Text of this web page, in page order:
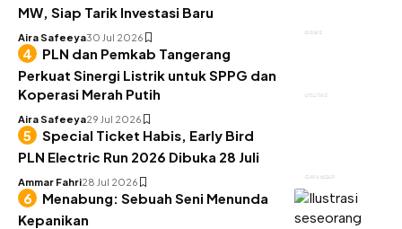
BISNIS
MW, Siap Tarik Investasi Baru
Aira Safeeya30 Jul 2026
UTILITAS
PLN dan Pemkab Tangerang
Perkuat Sinergi Listrik untuk SPPG dan
Koperasi Merah Putih
Aira Safeeya29 Jul 2026
GAYA HIDUP
Special Ticket Habis, Early Bird
PLN Electric Run 2026 Dibuka 28 Juli
Ammar Fahri28 Jul 2026
Menabung: Sebuah Seni Menunda
Kepanikan